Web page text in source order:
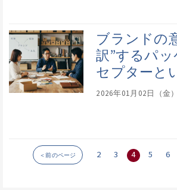
ブランドの
訳”するパ
セプターと
2026年01月02日（金）
＜前のページ 2 3 4 5 6